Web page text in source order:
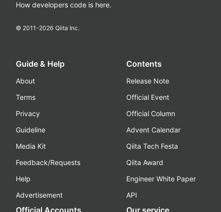
How developers code is here.
© 2011-2026 Qiita Inc.
Guide & Help
About
Terms
Privacy
Guideline
Media Kit
Feedback/Requests
Help
Advertisement
Contents
Release Note
Official Event
Official Column
Advent Calendar
Qiita Tech Festa
Qiita Award
Engineer White Paper
API